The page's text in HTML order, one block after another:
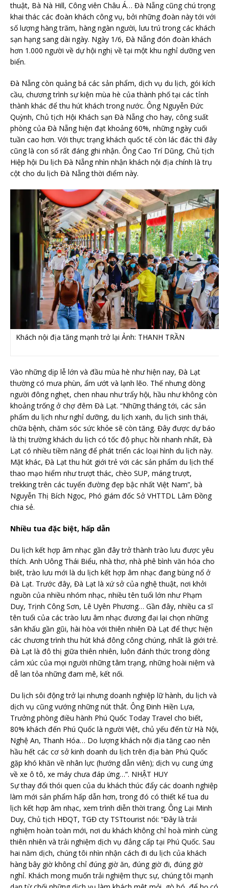
thuật, Bà Nà Hill, Công viên Châu Á… Đà Nẵng cũng chú trọng
khai thác các đoàn khách công vụ, bởi những đoàn này tới với
số lượng hàng trăm, hàng ngàn người, lưu trú trong các khách
sạn hạng sang dài ngày. Ngày 1/6, Đà Nẵng đón đoàn khách
hơn 1.000 người về dự hội nghị về tại một khu nghỉ dưỡng ven
biển.
Đà Nẵng còn quảng bá các sản phẩm, dịch vụ du lịch, gói kích
cầu, chương trình sự kiện mùa hè của thành phố tại các tỉnh
thành khác để thu hút khách trong nước. Ông Nguyễn Đức
Quỳnh, Chủ tịch Hội Khách sạn Đà Nẵng cho hay, công suất
phòng của Đà Nẵng hiện đạt khoảng 60%, những ngày cuối
tuần cao hơn. Với thực trạng khách quốc tế còn lác đác thì đây
cũng là con số rất đáng ghi nhận. Ông Cao Trí Dũng, Chủ tịch
Hiệp hội Du lịch Đà Nẵng nhìn nhận khách nội địa chính là trụ
cột cho du lịch Đà Nẵng thời điểm này.
Khách nội địa tăng mạnh trở lại Ảnh: THANH TRẦN
Vào những dịp lễ lớn và đầu mùa hè như hiện nay, Đà Lạt
thường có mưa phùn, ẩm ướt và lạnh lẽo. Thế nhưng dòng
người đông nghẹt, chen nhau như trẩy hội, hầu như không còn
khoảng trống ở chợ đêm Đà Lạt. “Những tháng tới, các sản
phẩm du lịch như nghỉ dưỡng, du lịch xanh, du lịch sinh thái,
chữa bệnh, chăm sóc sức khỏe sẽ còn tăng. Đây được dự báo
là thị trường khách du lịch có tốc độ phục hồi nhanh nhất, Đà
Lạt có nhiều tiềm năng để phát triển các loại hình du lịch này.
Mặt khác, Đà Lạt thu hút giới trẻ với các sản phẩm du lịch thể
thao mạo hiểm như trượt thác, chèo SUP, máng trượt,
trekking trên các tuyến đường đẹp bậc nhất Việt Nam”, bà
Nguyễn Thị Bích Ngọc, Phó giám đốc Sở VHTTDL Lâm Đồng
chia sẻ.
Nhiều tua đặc biệt, hấp dẫn
Du lịch kết hợp âm nhạc gần đây trở thành trào lưu được yêu
thích. Anh Uông Thái Biểu, nhà thơ, nhà phê bình văn hóa cho
biết, trào lưu mới là du lịch kết hợp âm nhạc đang bùng nổ ở
Đà Lạt. Trước đây, Đà Lạt là xứ sở của nghệ thuật, nơi khởi
nguồn của nhiều nhóm nhạc, nhiều tên tuổi lớn như Phạm
Duy, Trịnh Công Sơn, Lê Uyên Phương… Gần đây, nhiều ca sĩ
tên tuổi của các trào lưu âm nhạc đương đại lại chọn những
sân khấu gần gũi, hài hòa với thiên nhiên Đà Lạt để thực hiện
các chương trình thu hút khá đông công chúng, nhất là giới trẻ.
Đà Lạt là đô thị giữa thiên nhiên, luôn đánh thức trong dòng
cảm xúc của mọi người những tâm trạng, những hoài niệm và
dễ lan tỏa những đam mê, kết nối.
Du lịch sôi động trở lại nhưng doanh nghiệp lữ hành, du lịch và
dịch vụ cũng vướng những nút thắt. Ông Đinh Hiền Lựa,
Trưởng phòng điều hành Phú Quốc Today Travel cho biết,
80% khách đến Phú Quốc là người Việt, chủ yếu đến từ Hà Nội,
Nghệ An, Thanh Hóa… Do lượng khách nội địa tăng cao nên
hầu hết các cơ sở kinh doanh du lịch trên địa bàn Phú Quốc
gặp khó khăn về nhân lực (hướng dẫn viên); dịch vụ cung ứng
về xe ô tô, xe máy chưa đáp ứng…”. NHẬT HUY
Sự thay đổi thói quen của du khách thúc đẩy các doanh nghiệp
làm mới sản phẩm hấp dẫn hơn, trong đó có thiết kế tua du
lịch kết hợp âm nhạc, xem trình diễn thời trang. Ông Lại Minh
Duy, Chủ tịch HĐQT, TGĐ cty TSTtourist nói: “Đây là trải
nghiệm hoàn toàn mới, nơi du khách không chỉ hoà mình cùng
thiên nhiên và trải nghiệm dịch vụ đẳng cấp tại Phú Quốc. Sau
hai năm dịch, chúng tôi nhìn nhận cách đi du lịch của khách
hàng bây giờ không chỉ đúng giờ ăn, đúng giờ đi, đúng giờ
nghỉ. Khách mong muốn trải nghiệm thực sự, chúng tôi mạnh